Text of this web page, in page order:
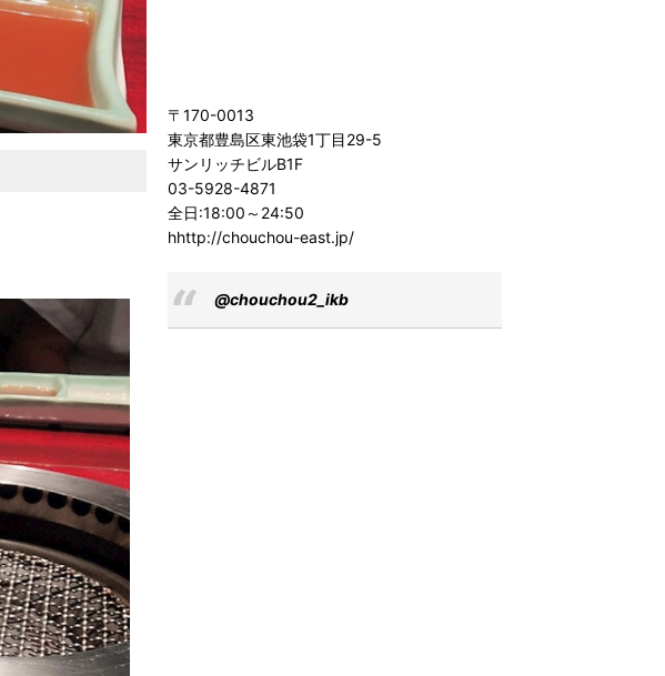
〒170-0013
東京都豊島区東池袋1丁目29-5
サンリッチビルB1F
03-5928-4871
全日:18:00～24:50
hhttp://chouchou-east.jp/
@chouchou2_ikb